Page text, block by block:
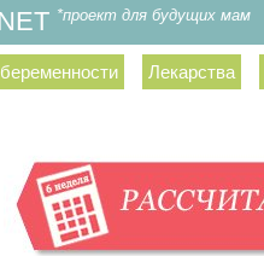
*проект для будущих мам
Лекарства